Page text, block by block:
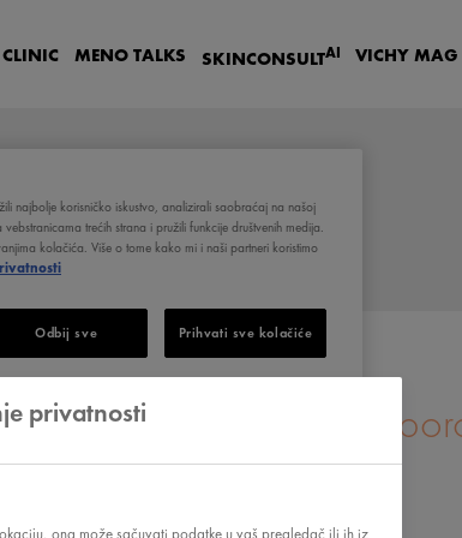
CLINIC MENO TALKS SKINCONSULTAI VICHY MAG
Mleko za telo SPF 30
pakovanje
najbolje korisničko iskustvo, analizirali saobraćaj na našoj
trećih strana i pružili funkcije društvenih medija.
kolačića. Više o tome kako mi i naši partneri koristimo
Odbij sve Prihvati sve kolačiće
privatnosti
ona može sačuvati podatke u vaš pregledač ili ih iz